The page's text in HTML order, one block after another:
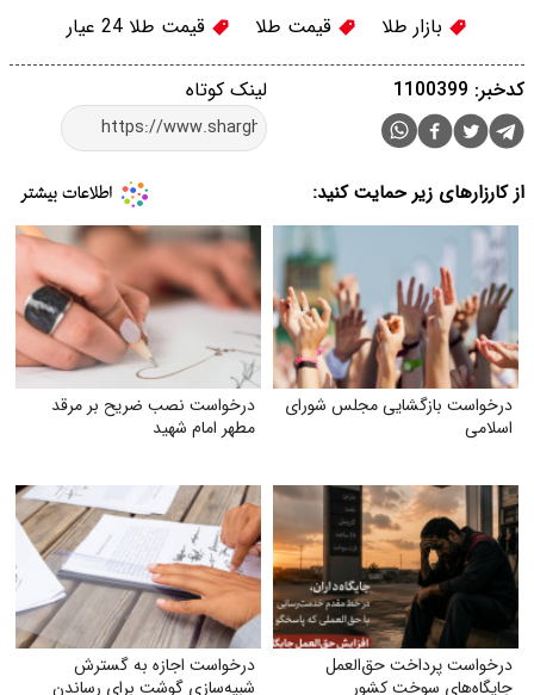
بازار طلا قیمت طلا قیمت طلا 24 عیار
لینک کوتاه کدخبر: 1100399
از کارزارهای زیر حمایت کنید:
درخواست بازگشایی مجلس شورای
اسلامی
درخواست نصب ضریح بر مرقد
مطهر امام شهید
درخواست پرداخت حق‌العمل
جایگاه‌های سوخت کشور
درخواست اجازه به گسترش
شبیه‌سازی گوشت برای رساندن